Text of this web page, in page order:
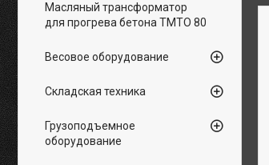
Масляный трансформатор
для прогрева бетона ТМТО 80
Весовое оборудование
Складская техника
Грузоподъемное
оборудование